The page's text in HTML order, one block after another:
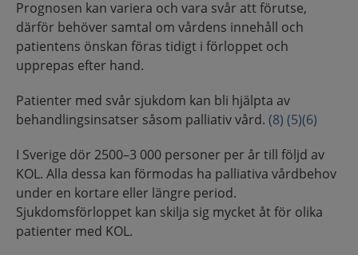
Prognosen kan variera och vara svår att förutse,
därför behöver samtal om vårdens innehåll och
patientens önskan föras tidigt i förloppet och
upprepas efter hand.
Patienter med svår sjukdom kan bli hjälpta av
behandlingsinsatser såsom palliativ vård. (8) (5)(6)
I Sverige dör 2500–3 000 personer per år till följd av
KOL. Alla dessa kan förmodas ha palliativa vårdbehov
under en kortare eller längre period.
Sjukdomsförloppet kan skilja sig mycket åt för olika
patienter med KOL.